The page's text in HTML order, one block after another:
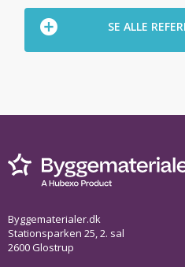
SE ALLE
Byggematerialer.dk
Stationsparken 25, 2. sal
2600 Glostrup